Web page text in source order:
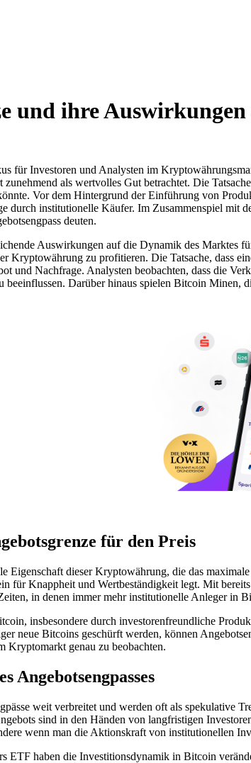
und ihre
für Investoren und Analysten im
als wertvolles Gut betrachtet. Die
Vor dem Hintergrund der Einführung von
durch institutionelle Käufer. Im Zusammenspiel
deuten.
Auswirkungen auf die Dynamik des Marktes
Kryptowährung zu profitieren. Die Tatsache, dass
und Nachfrage. Analysten beobachten, dass die
Darüber hinaus spielen Bitcoin
für den Preis
Eigenschaft dieser Kryptowährung, die das
für Knappheit und Wertbeständigkeit legt. Mit
in denen immer mehr institutionelle Anleger in
insbesondere durch investorenfreundliche
neue Bitcoins geschürft werden, können
Kryptomarkt genau zu beobachten.
Angebotsengpasses
weit verbreitet und werden oft als spekulative
sind in den Händen von langfristigen
wenn man die Aktionskraft von institutionellen
haben die Investitionsdynamik in Bitcoin